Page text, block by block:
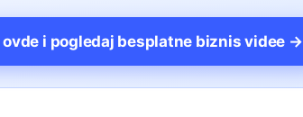
ovde i pogledaj besplatne biznis videe →